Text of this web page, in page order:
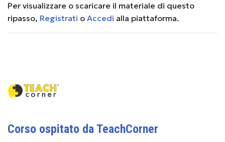
Per visualizzare o scaricare il materiale di questo
ripasso, Registrati o Accedi alla piattaforma.
Corso ospitato da TeachCorner